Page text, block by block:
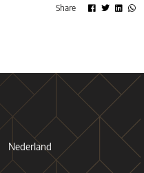
Share
Nederland